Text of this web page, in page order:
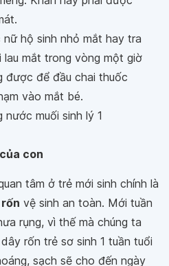
hộ sinh nhỏ mắt hay tra
lau mắt trong vòng một giờ
được để đầu chai thuốc
vào mắt bé.
nước muối sinh lý 1
con
tâm ở trẻ mới sinh chính là
vệ sinh an toàn. Mới tuần
rụng, vì thế mà chúng ta
rốn trẻ sơ sinh 1 tuần tuổi
sạch sẽ cho đến ngày